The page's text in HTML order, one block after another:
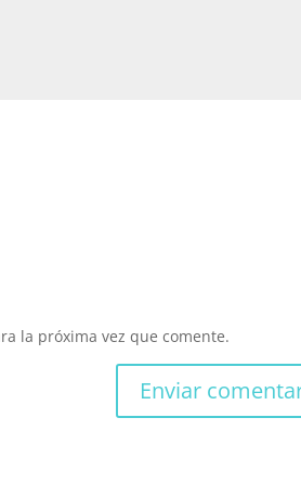
la próxima vez que comente.